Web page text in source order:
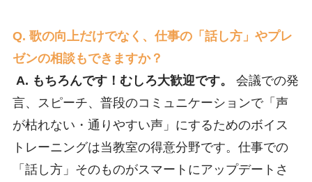
Q. 歌の向上だけでなく、仕事の「話し方」やプレ
ゼンの相談もできますか？
A. もちろんです！むしろ大歓迎です。
会議での発
言、スピーチ、普段のコミュニケーションで「声
が枯れない・通りやすい声」にするためのボイス
トレーニングは当教室の得意分野です。仕事での
「話し方」そのものがスマートにアップデートさ